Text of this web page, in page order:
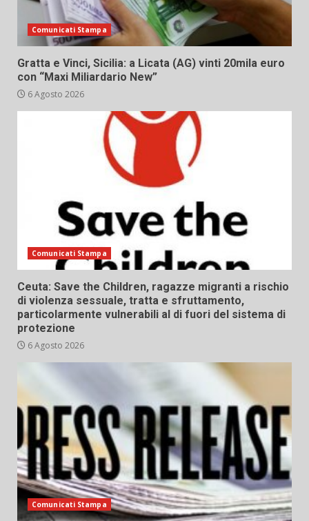
Comunicati Stampa
Gratta e Vinci, Sicilia: a Licata (AG) vinti 20mila euro
con “Maxi Miliardario New”
6 Agosto 2026
Comunicati Stampa
Ceuta: Save the Children, ragazze migranti a rischio
di violenza sessuale, tratta e sfruttamento,
particolarmente vulnerabili al di fuori del sistema di
protezione
6 Agosto 2026
Comunicati Stampa